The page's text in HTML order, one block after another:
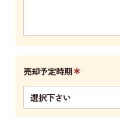
売却予定時期＊